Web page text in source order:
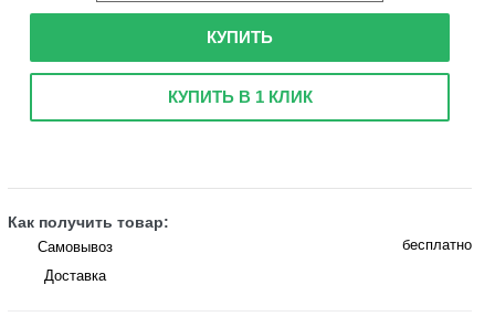
КУПИТЬ
КУПИТЬ В 1 КЛИК
Как получить товар:
Самовывоз
бесплатно
Доставка